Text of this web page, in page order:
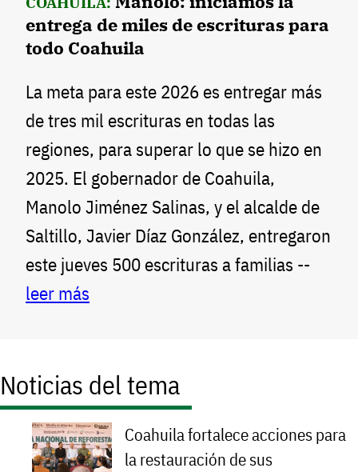
entrega de miles de escrituras para
todo Coahuila
La meta para este 2026 es entregar más
de tres mil escrituras en todas las
regiones, para superar lo que se hizo en
2025. El gobernador de Coahuila,
Manolo Jiménez Salinas, y el alcalde de
Saltillo, Javier Díaz González, entregaron
este jueves 500 escrituras a familias --
leer más
Noticias del tema
Coahuila fortalece acciones para
la restauración de sus